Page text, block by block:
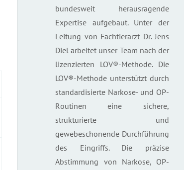
bundesweit herausragende
Expertise aufgebaut. Unter der
Leitung von Fachtierarzt Dr. Jens
Diel arbeitet unser Team nach der
lizenzierten LOV®-Methode. Die
LOV®-Methode unterstützt durch
standardisierte Narkose- und OP-
Routinen eine sichere,
strukturierte und
gewebeschonende Durchführung
des Eingriffs. Die präzise
Abstimmung von Narkose, OP-